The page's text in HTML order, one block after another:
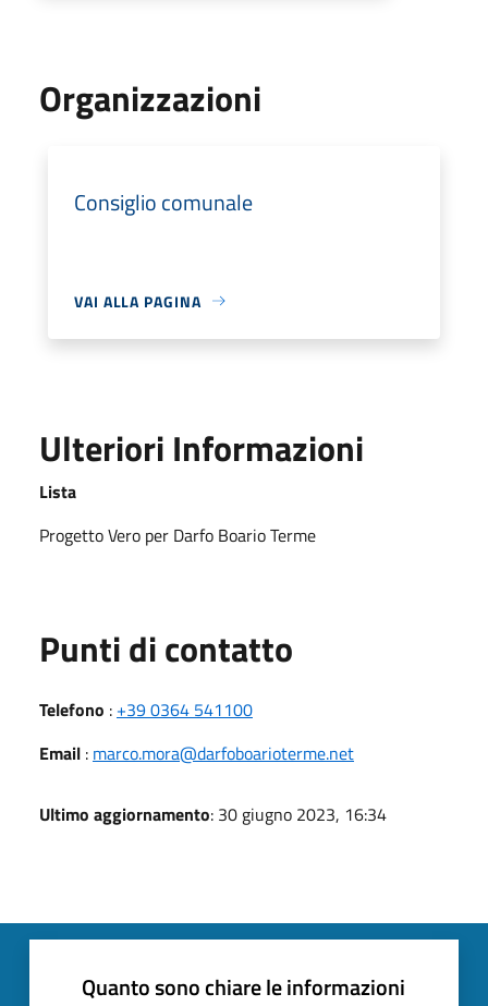
Organizzazioni
Consiglio comunale
VAI ALLA PAGINA
Ulteriori Informazioni
Lista
Progetto Vero per Darfo Boario Terme
Punti di contatto
Telefono : +39 0364 541100
Email : marco.mora@darfoboarioterme.net
Ultimo aggiornamento: 30 giugno 2023, 16:34
Quanto sono chiare le informazioni